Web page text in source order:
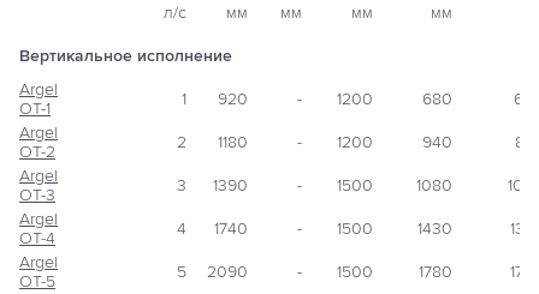
л/c мм мм мм мм
Вертикальное исполнение
Argel
OT-1
1 920 - 1200 680
Argel
OT-2
2 1180 - 1200 940
Argel
OT-3
3 1390 - 1500 1080
Argel
OT-4
4 1740 - 1500 1430
Argel
OT-5
5 2090 - 1500 1780